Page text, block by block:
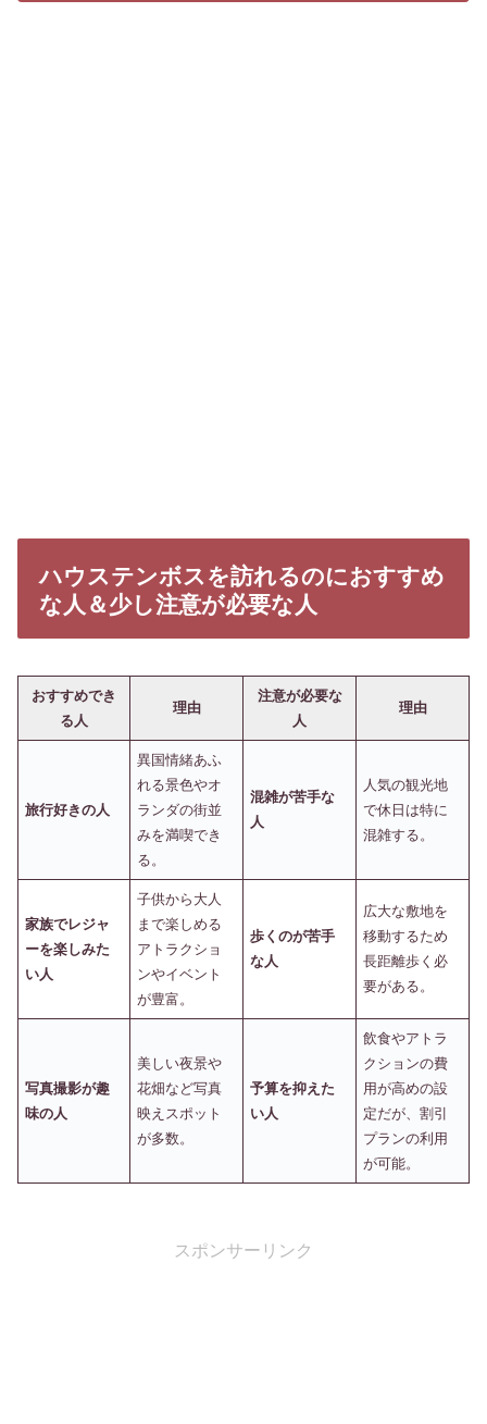
ハウステンボスを訪れるのにおすすめ
な人＆少し注意が必要な人
おすすめでき
る人
理由
注意が必要な
人
理由
旅行好きの人
異国情緒あふ
れる景色やオ
ランダの街並
みを満喫でき
る。
混雑が苦手な
人
人気の観光地
で休日は特に
混雑する。
家族でレジャ
ーを楽しみた
い人
子供から大人
まで楽しめる
アトラクショ
ンやイベント
が豊富。
歩くのが苦手
な人
広大な敷地を
移動するため
長距離歩く必
要がある。
写真撮影が趣
味の人
美しい夜景や
花畑など写真
映えスポット
が多数。
予算を抑えた
い人
飲食やアトラ
クションの費
用が高めの設
定だが、割引
プランの利用
が可能。
スポンサーリンク